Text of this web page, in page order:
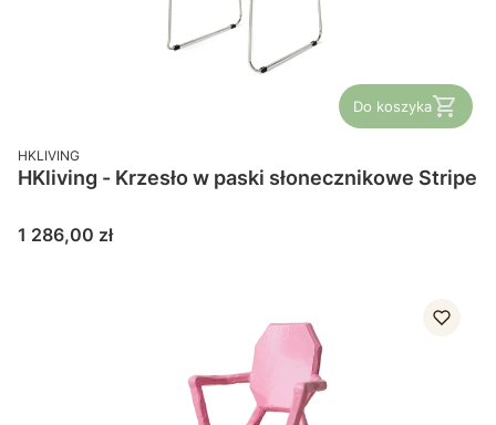
Do koszyka
PRODUCENT
HKLIVING
HKliving - Krzesło w paski słonecznikowe Stripe
Cena
1 286,00 zł